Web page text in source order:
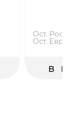
Ост.
Ост.
В